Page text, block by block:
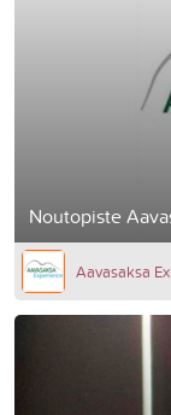
Noutopiste
Aavasaksa